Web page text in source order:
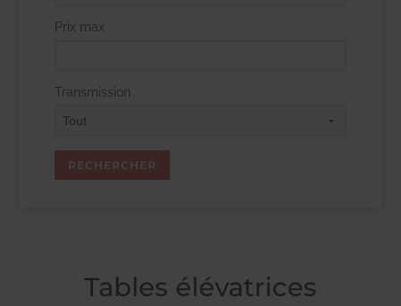
Prix max
Transmission
Tables élévatrices